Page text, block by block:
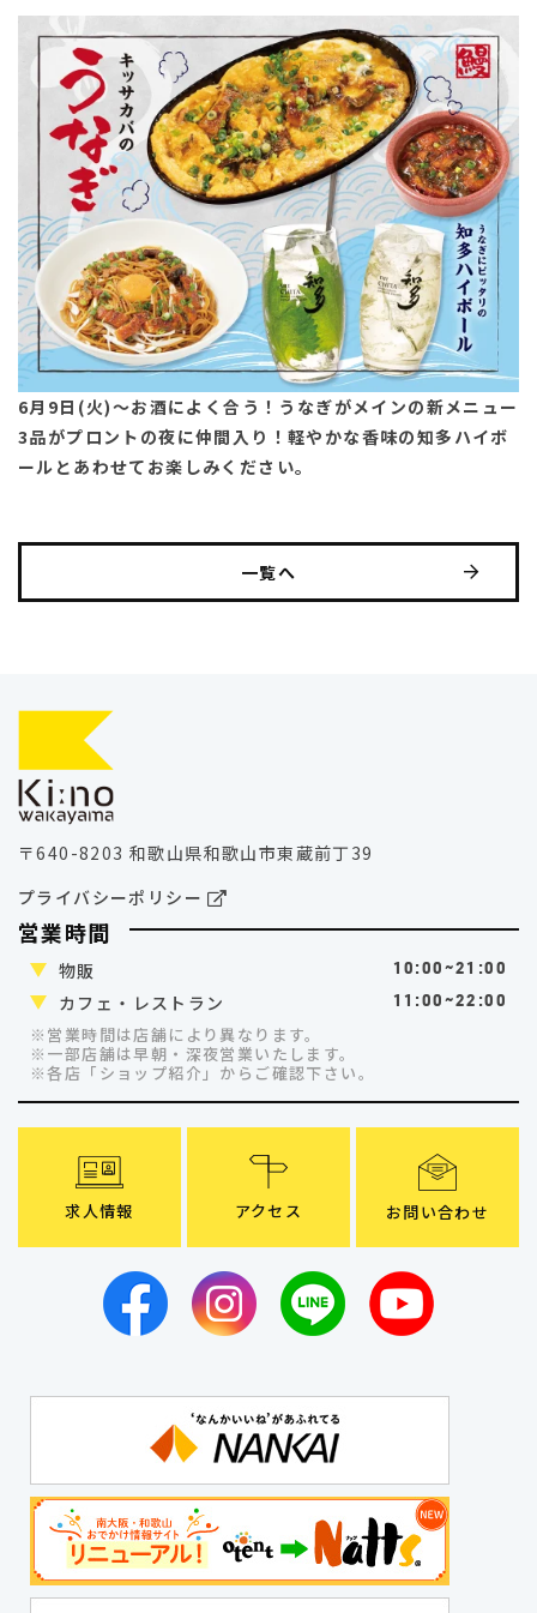
6月9日(火)～お酒によく合う！うなぎがメインの新メニュー
3品がプロントの夜に仲間入り！軽やかな香味の知多ハイボ
ールとあわせてお楽しみください。
一覧へ
〒640-8203 和歌山県和歌山市東蔵前丁39
プライバシーポリシー
営業時間
物販 10:00~21:00
カフェ・レストラン 11:00~22:00
※営業時間は店舗により異なります。
※一部店舗は早朝・深夜営業いたします。
※各店「ショップ紹介」 からご確認下さい。
求人情報 アクセス お問い合わせ